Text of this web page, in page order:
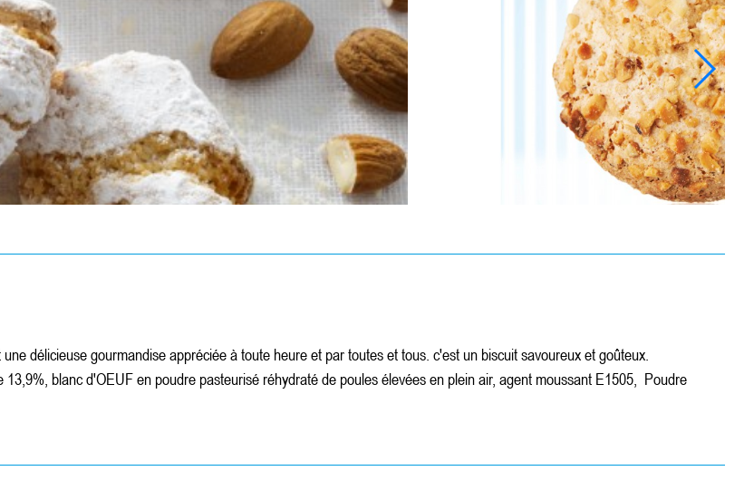
délicieuse gourmandise appréciée à toute heure et par toutes et tous. c'est un biscuit savoureux et goûteux.
blanc d'OEUF en poudre pasteurisé réhydraté de poules élevées en plein air, agent moussant E1505, Poudre